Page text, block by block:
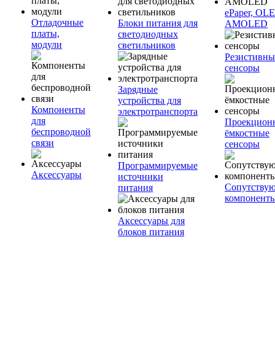
Отладочные
платы,
модули
Компоненты
для
беспроводной
связи
Аксессуары
Блоки питания для
светодиодных
светильников
Зарядные
устройства для
электротранспорта
Программируемые
источники
питания
Аксессуары для
блоков питания
ePaper,
AMOLED
сенсоры
ёмкостные
сенсоры